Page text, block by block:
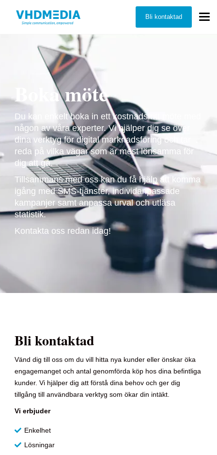
Bli kontaktad
Boka möte
Du kan enkelt boka in ett kostnadsfritt möte med
någon av våra experter. Vi hjälper dig se över
dina verktyg för digital marknadsföring och tar
reda på vilka vägar som är mest lönsamma för
dig att gå.
Tillsammans med oss kan du få hjälp att komma
igång med SMS-tjänster, individanpassade
kampanjer samt anpassa urval och utläsa
statistik.
Kontakta oss redan idag!
Bli kontaktad
Vänd dig till oss om du vill hitta nya kunder eller önskar öka
engagemanget och antal genomförda köp hos dina befintliga
kunder. Vi hjälper dig att förstå dina behov och ger dig
tillgång till användbara verktyg som ökar din intäkt.
Vi erbjuder
Enkelhet
Lösningar